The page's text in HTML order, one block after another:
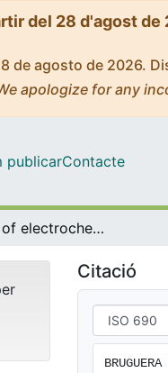
del 28 d'agost de
de agosto de 2026.
apologize for any
publicarContacte
The ability of electrochemical oxidation with a BDD anode to inactivate Gram-negative and Gram-positive bacteria in low conductivity sulfate medium
Citació